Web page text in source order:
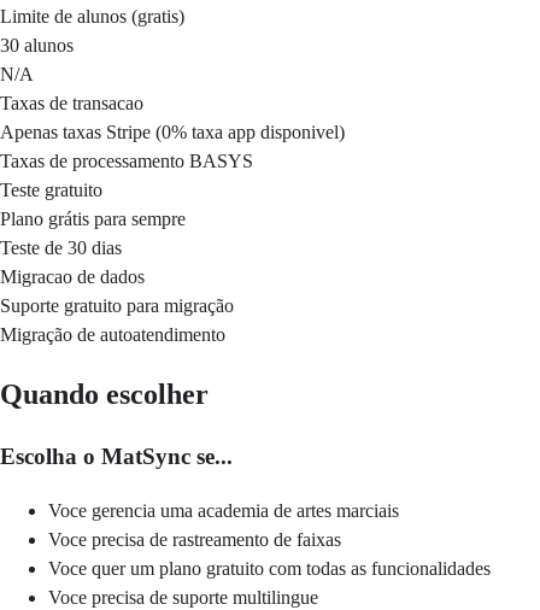
Limite de alunos (gratis)
30 alunos
N/A
Taxas de transacao
Apenas taxas Stripe (0% taxa app disponivel)
Taxas de processamento BASYS
Teste gratuito
Plano grátis para sempre
Teste de 30 dias
Migracao de dados
Suporte gratuito para migração
Migração de autoatendimento
Quando escolher
Escolha o MatSync se...
Voce gerencia uma academia de artes marciais
Voce precisa de rastreamento de faixas
Voce quer um plano gratuito com todas as funcionalidades
Voce precisa de suporte multilingue